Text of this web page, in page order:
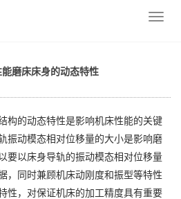
导
>> 影响机床性能磨床床
磨床床身的动态特性
构的动态特性是影响机床性能的关键
振动模态相对位移量的大小是影响磨
要以床身导轨的振动模态相对位移量
，同时兼顾机床动刚度和振型等特性
性，对保证机床的加工精度具有重要